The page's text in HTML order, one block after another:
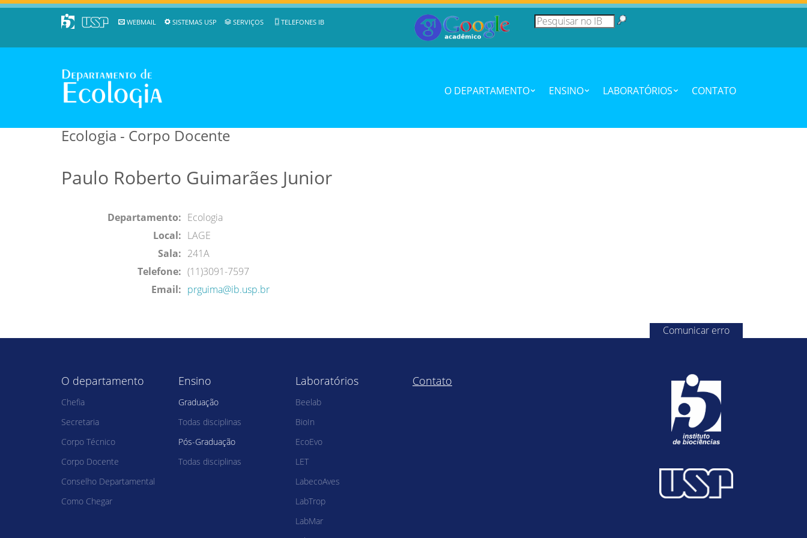
WEBMAIL SISTEMAS USP SERVIÇOS TELEFONES IB
O DEPARTAMENTO ENSINO LABORATÓRIOS CONTATO
Ecologia - Corpo Docente
Paulo Roberto Guimarães Junior
Departamento: Ecologia
Local: LAGE
Sala: 241A
Telefone: (11)3091-7597
Email: prguima@ib.usp.br
Comunicar erro
O departamento
Chefia
Secretaria
Corpo Técnico
Corpo Docente
Conselho Departamental
Como Chegar
Ensino
Graduação
Todas disciplinas
Pós-Graduação
Todas disciplinas
Laboratórios
Beelab
BioIn
EcoEvo
LET
LabecoAves
LabTrop
LabMar
Contato